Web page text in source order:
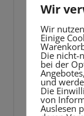
5 BESTE
Video-
Player
Wir
Wir
Einige
Die nicht-
bei der
und
Die
von
Auslesen